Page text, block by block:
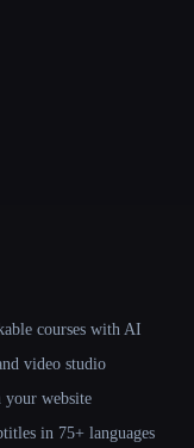
courses with AI
video studio
your website
in 75+ languages